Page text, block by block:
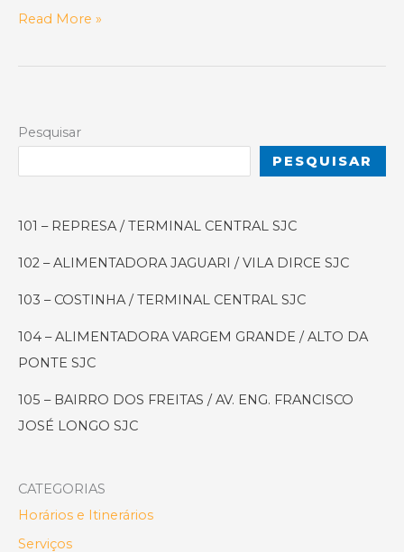
O
Sabor:
Onde
Pastel
de
em
(e
Como
Lá
de
Read More »
Pesquisar
PESQUISAR
101 – REPRESA / TERMINAL CENTRAL SJC
102 – ALIMENTADORA JAGUARI / VILA DIRCE SJC
103 – COSTINHA / TERMINAL CENTRAL SJC
104 – ALIMENTADORA VARGEM GRANDE / ALTO DA
PONTE SJC
105 – BAIRRO DOS FREITAS / AV. ENG. FRANCISCO
JOSÉ LONGO SJC
CATEGORIAS
Horários e Itinerários
Serviços